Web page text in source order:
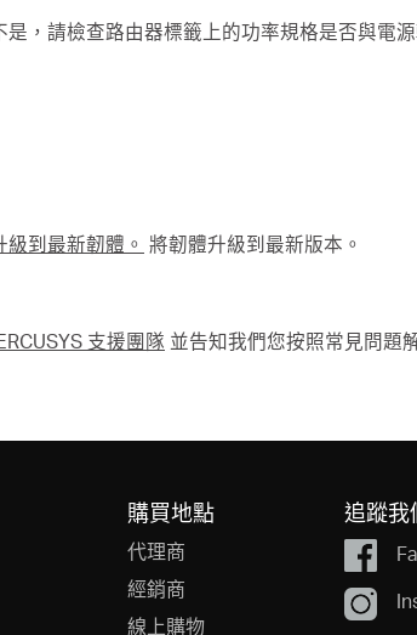
，請檢查路由器標籤上的功率規格是否與電
到最新韌體。 將韌體升級到最新版本。
支援團隊 並告知我們您按照常見問題
購買地點
代理商
經銷商
線上購物
追蹤我